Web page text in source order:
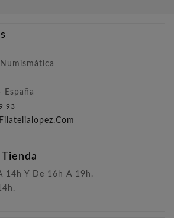
España
93
14h Y De 16h A 19h.